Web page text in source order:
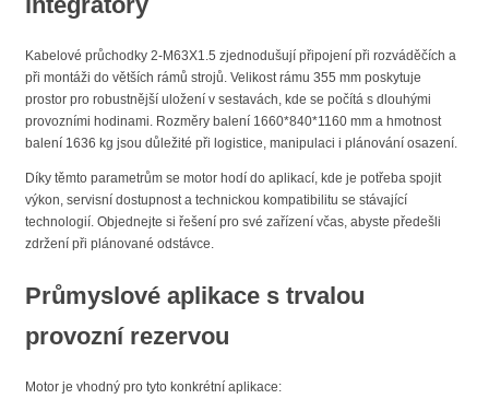
Kabelové průchodky 2-M63X1.5 zjednodušují připojení při rozváděčích a
při montáži do větších rámů strojů. Velikost rámu 355 mm poskytuje
prostor pro robustnější uložení v sestavách, kde se počítá s dlouhými
provozními hodinami. Rozměry balení 1660*840*1160 mm a hmotnost
balení 1636 kg jsou důležité při logistice, manipulaci i plánování osazení.
Díky těmto parametrům se motor hodí do aplikací, kde je potřeba spojit
výkon, servisní dostupnost a technickou kompatibilitu se stávající
technologií. Objednejte si řešení pro své zařízení včas, abyste předešli
zdržení při plánované odstávce.
Průmyslové aplikace s trvalou
provozní rezervou
Motor je vhodný pro tyto konkrétní aplikace: